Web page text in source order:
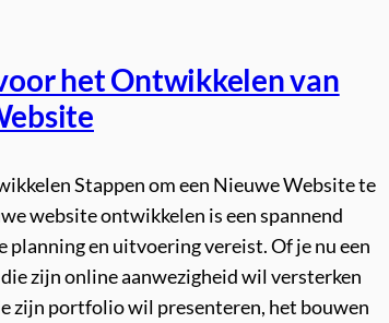
het Ontwikkelen van
Stappen om een Nieuwe Website te
website ontwikkelen is een spannend
planning en uitvoering vereist. Of je nu een
zijn online aanwezigheid wil versterken
zijn portfolio wil presenteren, het bouwen